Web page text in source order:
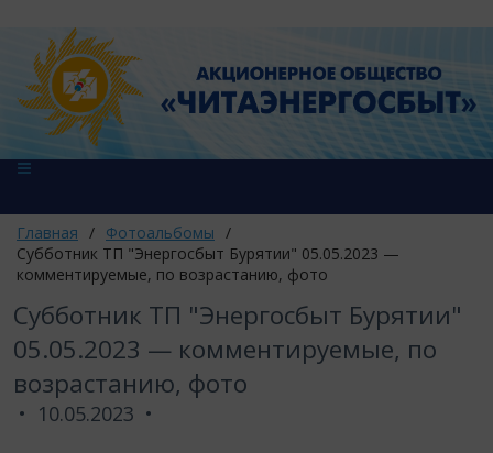
Главная / Фотоальбомы /
Субботник ТП "Энергосбыт Бурятии" 05.05.2023 —
комментируемые, по возрастанию, фото
Субботник ТП "Энергосбыт Бурятии"
05.05.2023 — комментируемые, по
возрастанию, фото
10.05.2023